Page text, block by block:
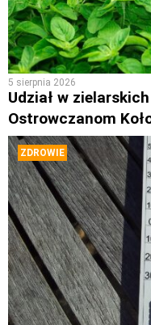
5 sierpnia 2026
Udział w
Ostrowczanom
ZDROWIE